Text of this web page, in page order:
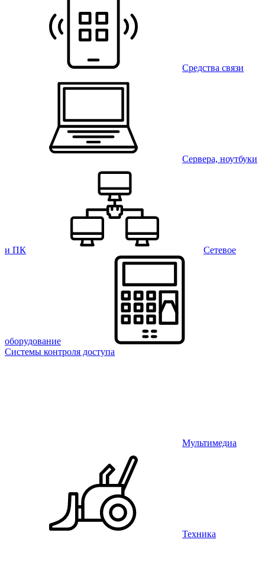
Средства связи
Сервера, ноутбуки
и ПК Сетевое
оборудование
Системы контроля доступа
Мультимедиа
Техника